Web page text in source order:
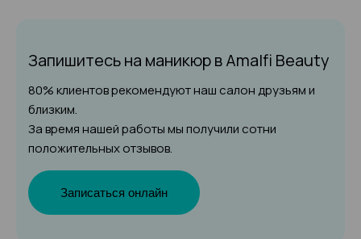
Запишитесь на маникюрв Amalfi Beauty
80% клиентов рекомендуют наш салон друзьям и
близким.
За время нашей работы мы получили сотни
положительных отзывов.
Записаться онлайн